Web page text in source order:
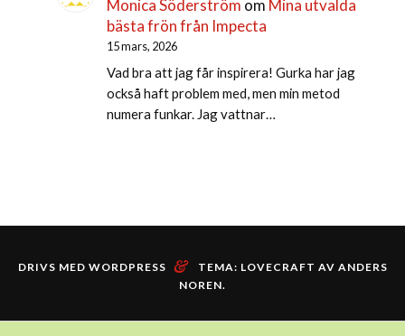
Monica Söderström om Mina utvalda
bästa frön från Impecta
15 mars, 2026
Vad bra att jag får inspirera! Gurka har jag
också haft problem med, men min metod
numera funkar. Jag vattnar…
DRIVS MED WORDPRESS & TEMA: LOVECRAFT AV ANDERS
NOREN.